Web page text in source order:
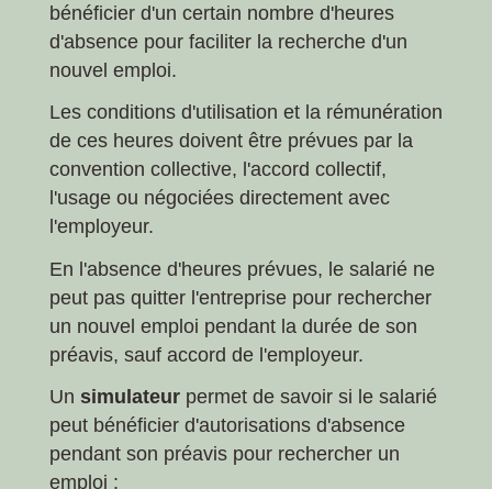
bénéficier d'un certain nombre d'heures
d'absence pour faciliter la recherche d'un
nouvel emploi.
Les conditions d'utilisation et la rémunération
de ces heures doivent être prévues par la
convention collective, l'accord collectif,
l'usage ou négociées directement avec
l'employeur.
En l'absence d'heures prévues, le salarié ne
peut pas quitter l'entreprise pour rechercher
un nouvel emploi pendant la durée de son
préavis, sauf accord de l'employeur.
Un simulateur permet de savoir si le salarié
peut bénéficier d'autorisations d'absence
pendant son préavis pour rechercher un
emploi :